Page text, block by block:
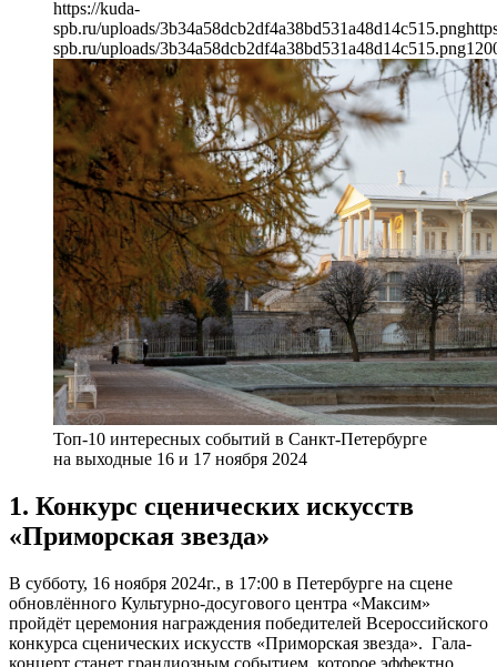
https://kuda-
spb.ru/uploads/3b34a58dcb2df4a38bd531a48d14c515.png
spb.ru/uploads/3b34a58dcb2df4a38bd531a48d14c515.png
Топ-10 интересных событий в Санкт-Петербурге
на выходные 16 и 17 ноября 2024
1. Конкурс сценических искусств
«Приморская звезда»
В субботу, 16 ноября 2024г., в 17:00 в Петербурге на сцене
обновлённого Культурно-досугового центра «Максим»
пройдёт церемония награждения победителей Всероссийского
конкурса сценических искусств «Приморская звезда». Гала-